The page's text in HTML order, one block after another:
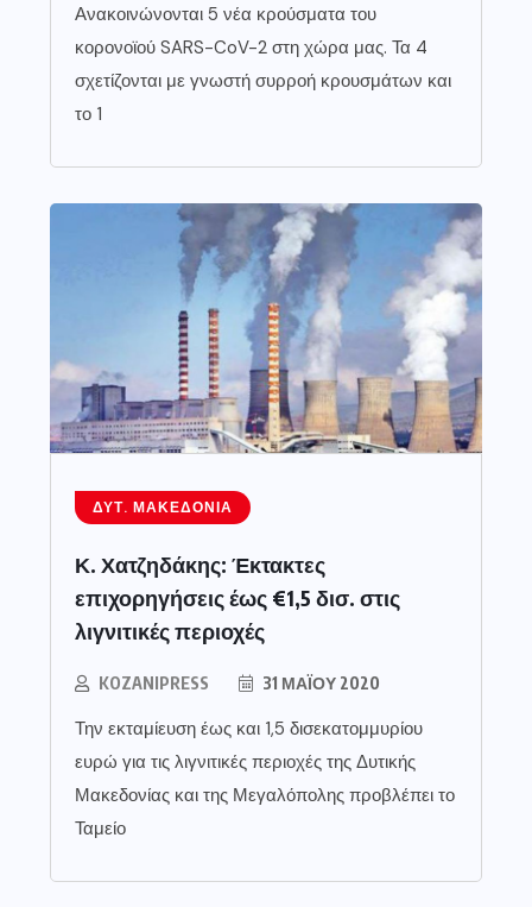
Ανακοινώνονται 5 νέα κρούσματα του
κορονοϊού SARS-CoV-2 στη χώρα μας. Τα 4
σχετίζονται με γνωστή συρροή κρουσμάτων και
το 1
ΔΥΤ. ΜΑΚΕΔΟΝΊΑ
Κ. Χατζηδάκης: Έκτακτες
επιχορηγήσεις έως €1,5 δισ. στις
λιγνιτικές περιοχές
KOZANIPRESS 31 ΜΑΪ́ΟΥ 2020
Την εκταμίευση έως και 1,5 δισεκατομμυρίου
ευρώ για τις λιγνιτικές περιοχές της Δυτικής
Μακεδονίας και της Μεγαλόπολης προβλέπει το
Ταμείο